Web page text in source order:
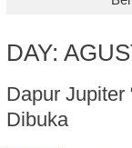
DAY:
Dapur Jupiter
Dibuka